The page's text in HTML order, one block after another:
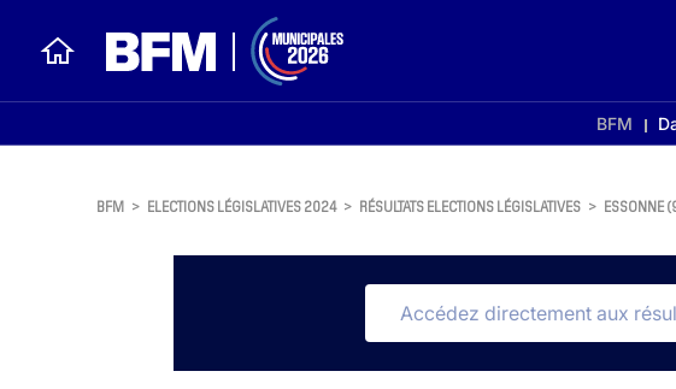
BFM
BFM > ELECTIONS LÉGISLATIVES 2024 > RÉSULTATS ELECTIONS LÉGISLATIVES > ESSONNE